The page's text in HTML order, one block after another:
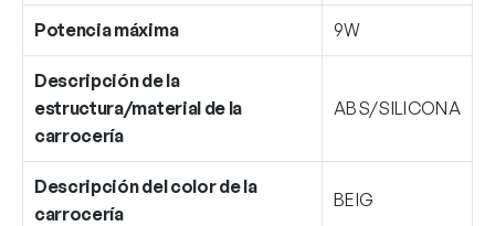
Potencia máxima 9W
Descripción de la
estructura/material de la
carrocería
ABS/SILICONA
Descripción del color de la
carrocería
BEIG